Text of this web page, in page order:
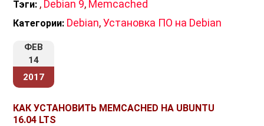
Тэги: , Debian 9, Memcached
Категории: Debian,Установка ПО на Debian
ФЕВ
14
2017
КАК УСТАНОВИТЬ MEMCACHED НА UBUNTU
16.04 LTS